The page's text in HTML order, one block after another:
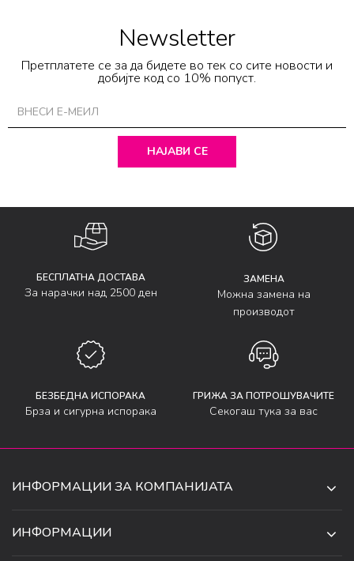
Newsletter
Претплатете се за да бидете во тек со сите новости и
добијте код со 10% попуст.
НАЈАВИ СЕ
БЕСПЛАТНА ДОСТАВА
За нарачки над 2500 ден
ЗАМЕНА
Можна замена на
производот
БЕЗБЕДНА ИСПОРАКА
Брза и сигурна испорака
ГРИЖА ЗА ПОТРОШУВАЧИТЕ
Секогаш тука за вас
ИНФОРМАЦИИ ЗА КОМПАНИЈАТА
ИНФОРМАЦИИ